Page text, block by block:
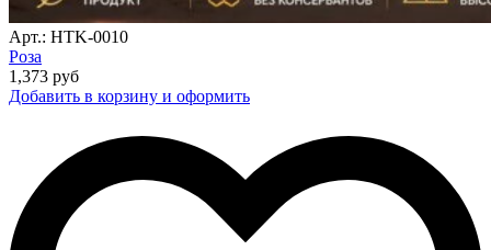
Арт.: HTK-0010
Роза
1,373 руб
Добавить в корзину и оформить